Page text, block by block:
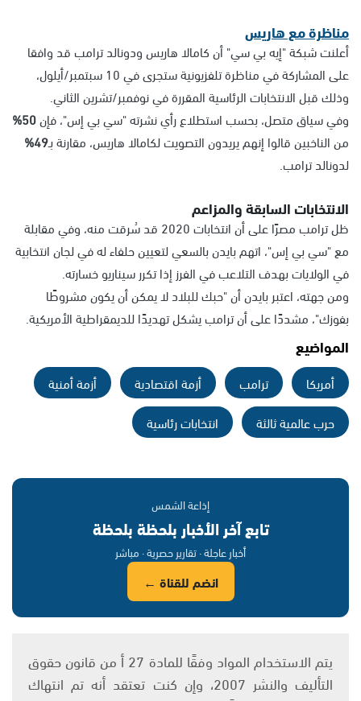
مناظرة مع هاريس
أعلنت شبكة "إيه بي سي" أن كامالا هاريس ودونالد ترامب قد وافقا
على المشاركة في مناظرة تلفزيونية ستجرى في 10 سبتمبر/أيلول،
وذلك قبل الانتخابات الرئاسية المقررة في نوفمبر/تشرين الثاني.
وفي سياق متصل، بحسب استطلاع رأي نشرته "سي بي إس"، فإن50%
من الناخبين قالوا إنهم يريدون التصويت لكامالا هاريس، مقارنة بـ49%
لدونالد ترامب.
الانتخابات السابقة والمزاعم
ظل ترامب مصرًا على أن انتخابات 2020 قد سُرقت منه، وفي مقابلة
مع "سي بي إس"، اتهم بايدن بالسعي لتعيين حلفاء له في لجان انتخابية
في الولايات بهدف التلاعب في الفرز إذا تكرر سيناريو خسارته.
ومن جهته، اعتبر بايدن أن "حبك للبلاد لا يمكن أن يكون مشروطًا
بفوزك"، مشددًا على أن ترامب يشكل تهديدًا للديمقراطية الأمريكية.
المواضيع
أمريكا ترامب أزمة اقتصادية
أزمة أمنية
حرب عالمية ثالثة
انتخابات رئاسية
إذاعة الشمس
تابع آخر الأخبار بلحظة بلحظة
أخبار عاجلة · تقارير حصرية · مباشر
انضم للقناة ←
يتم الاستخدام المواد وفقًا للمادة 27 أ من قانون حقوق
التأليف والنشر 2007، وإن كنت تعتقد أنه تم انتهاك